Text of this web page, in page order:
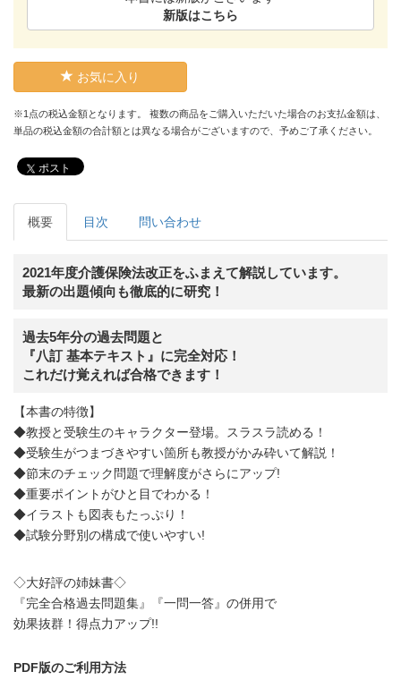
新版はこちら
お気に入り
※1点の税込金額となります。 複数の商品をご購入いただいた場合のお支払金額は、
単品の税込金額の合計額とは異なる場合がございますので、予めご了承ください。
ポスト
概要 目次 問い合わせ
2021年度介護保険法改正をふまえて解説しています。
最新の出題傾向も徹底的に研究！
過去5年分の過去問題と
『八訂 基本テキスト』に完全対応！
これだけ覚えれば合格できます！
【本書の特徴】
◆教授と受験生のキャラクター登場。スラスラ読める！
◆受験生がつまづきやすい箇所も教授がかみ砕いて解説！
◆節末のチェック問題で理解度がさらにアップ!
◆重要ポイントがひと目でわかる！
◆イラストも図表もたっぷり！
◆試験分野別の構成で使いやすい!
◇大好評の姉妹書◇
『完全合格過去問題集』『一問一答』の併用で
効果抜群！得点力アップ!!
PDF版のご利用方法